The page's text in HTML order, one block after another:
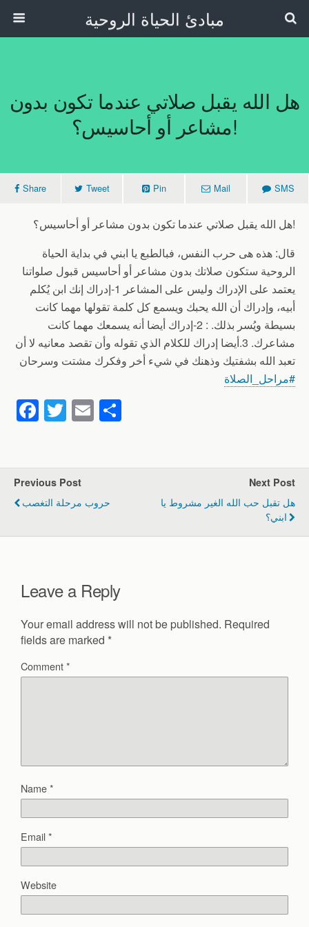
مبادئ الحياة الروحية
هل الله يقبل صلاتي عندما تكون بدون
مشاعر أو أحاسيس؟!
Share Tweet Pin Mail SMS
هل الله يقبل صلاتي عندما تكون بدون مشاعر أو أحاسيس؟!
قال: هذه هى حرب النفس، فبالطبع يا ابني في بداية الحياة
الروحية ستكون صلاتك بدون مشاعر أو أحاسيس قبول صلواتنا
يعتمد على الإدراك وليس على المشاعر 1-إدراك إنك ابن يُكلم
أبيه، وإدراك أن الله يحبك ويسمع كل كلمة تقولها مهما كانت
بسيطة ويُسر بذلك. : 2-إدراك أيضا أنه يسمعك مهما كانت
مشاعرك. 3.أيضا إدراك للكلام الذي تقوله وأن تقصد معانيه لا أن
تعبد الله بشفتيك وذهنك في شيء أخر وفكرك مشتت وسرحان
#مراحل_الصلاة
F
a
e
b
o
T
wi
er
E
m
e
Previous Post
حروب مرحلة التغصب
Next Post
هل تقبل حب الله الغير مشروط يا
ابني؟
Leave a Reply
Your email address will not be published. Required
fields are marked *
Comment*
Name*
Email*
Website